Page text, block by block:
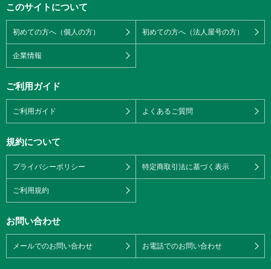
このサイトについて
初めての方へ（個人の方） 初めての方へ（法人屋号の方）
企業情報
ご利用ガイド
ご利用ガイド よくあるご質問
規約について
プライバシーポリシー 特定商取引法に基づく表示
ご利用規約
お問い合わせ
メールでのお問い合わせ お電話でのお問い合わせ